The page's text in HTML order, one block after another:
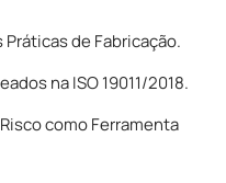
de Fabricação.
na ISO 19011/2018.
como Ferramenta